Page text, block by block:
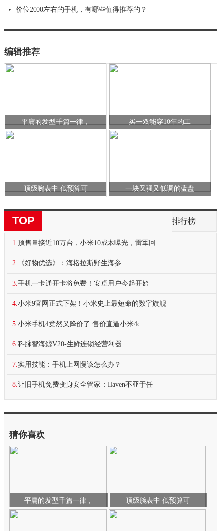
价位2000左右的手机，有哪些值得推荐的？
编辑推荐
平庸的发型千篇一律， 买一双能穿10年的工
顶级腕表中 低预算可 一块又骚又低调的蓝盘
TOP 排行榜
1. 预售量接近10万台，小米10成本曝光，雷军回
2. 《好物优选》：海格拉斯野生海参
3. 手机一卡通开卡将免费！安卓用户今起开始
4. 小米9官网正式下架！小米史上最短命的数字旗舰
5. 小米手机4竟然又降价了 售价直逼小米4c
6. 科脉智海鲸V20-生鲜连锁经营利器
7. 实用技能：手机上网慢该怎么办？
8. 让旧手机免费变身安全管家：Haven不亚于任
猜你喜欢
平庸的发型千篇一律， 顶级腕表中 低预算可